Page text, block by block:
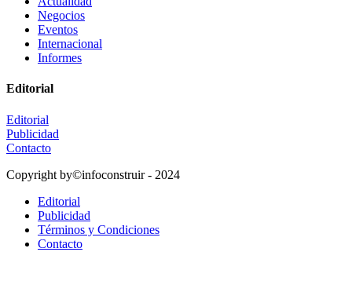
Negocios
Eventos
Internacional
Informes
Editorial
Editorial
Publicidad
Contacto
Copyright by©infoconstruir - 2024
Editorial
Publicidad
Términos y Condiciones
Contacto